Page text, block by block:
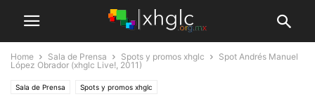
Home Sala de Prensa Spots y promos xhglc
Spot Andrés Manuel
López Obrador (xhglc Live!, 2011)
Sala de Prensa Spots y promos xhglc